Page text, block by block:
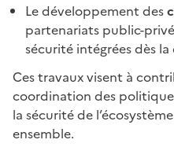
Le développement des
partenariats public-
sécurité intégrées dès
Ces travaux visent à
coordination des
la sécurité de
ensemble.